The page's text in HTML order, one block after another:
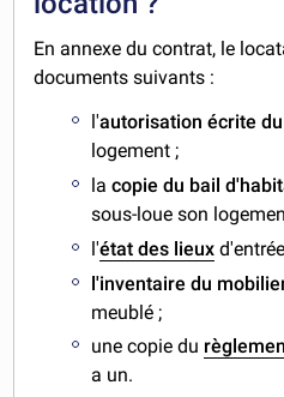
En annexe du contrat, le
documents suivants :
l'autorisation écrite
logement ;
lacopie du bail
sous-loue son
l'état des lieux
l'inventaire du
meublé ;
une copie du
a un.